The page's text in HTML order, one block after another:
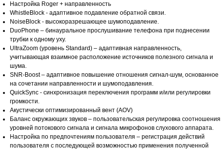
Настройка Roger + направленность
WhistleBlock - адаптивное подавление обратной связи.
NoiseBlock - высокоразрешающее шумоподавление.
DuoPhone – бинауральное прослушивание телефона при поднесении
трубки к одному уху.
UltraZoom (уровень Standard) – адаптивная направленность,
учитывающая взаимное расположение источников полезного сигнала и
шума.
SNR-Boost – адаптивное повышение отношения сигнал-шум, основанное
на сочетании направленности и шумоподавления.
QuickSync - синхронизация переключения программ и/или регулировки
громкости.
Акустически оптимизированный вент (AOV)
Баланс окружающих звуков – пользовательская регулировка соотношения
уровней потокового сигнала и сигнала микрофонов слухового аппарата.
Настройка по предпочтениям пользователя – регистрация действий
пользователя с последующей возможностью применения полученной